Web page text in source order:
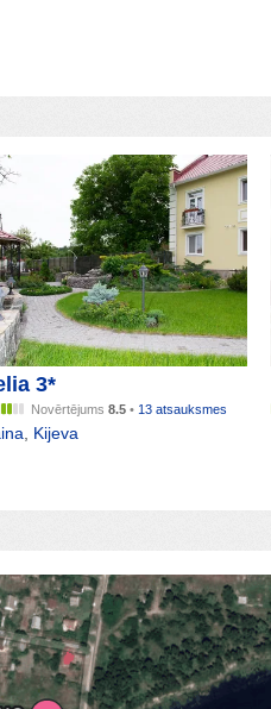
3*
Novērtējums 8.5• 13 atsauksmes
Kijeva